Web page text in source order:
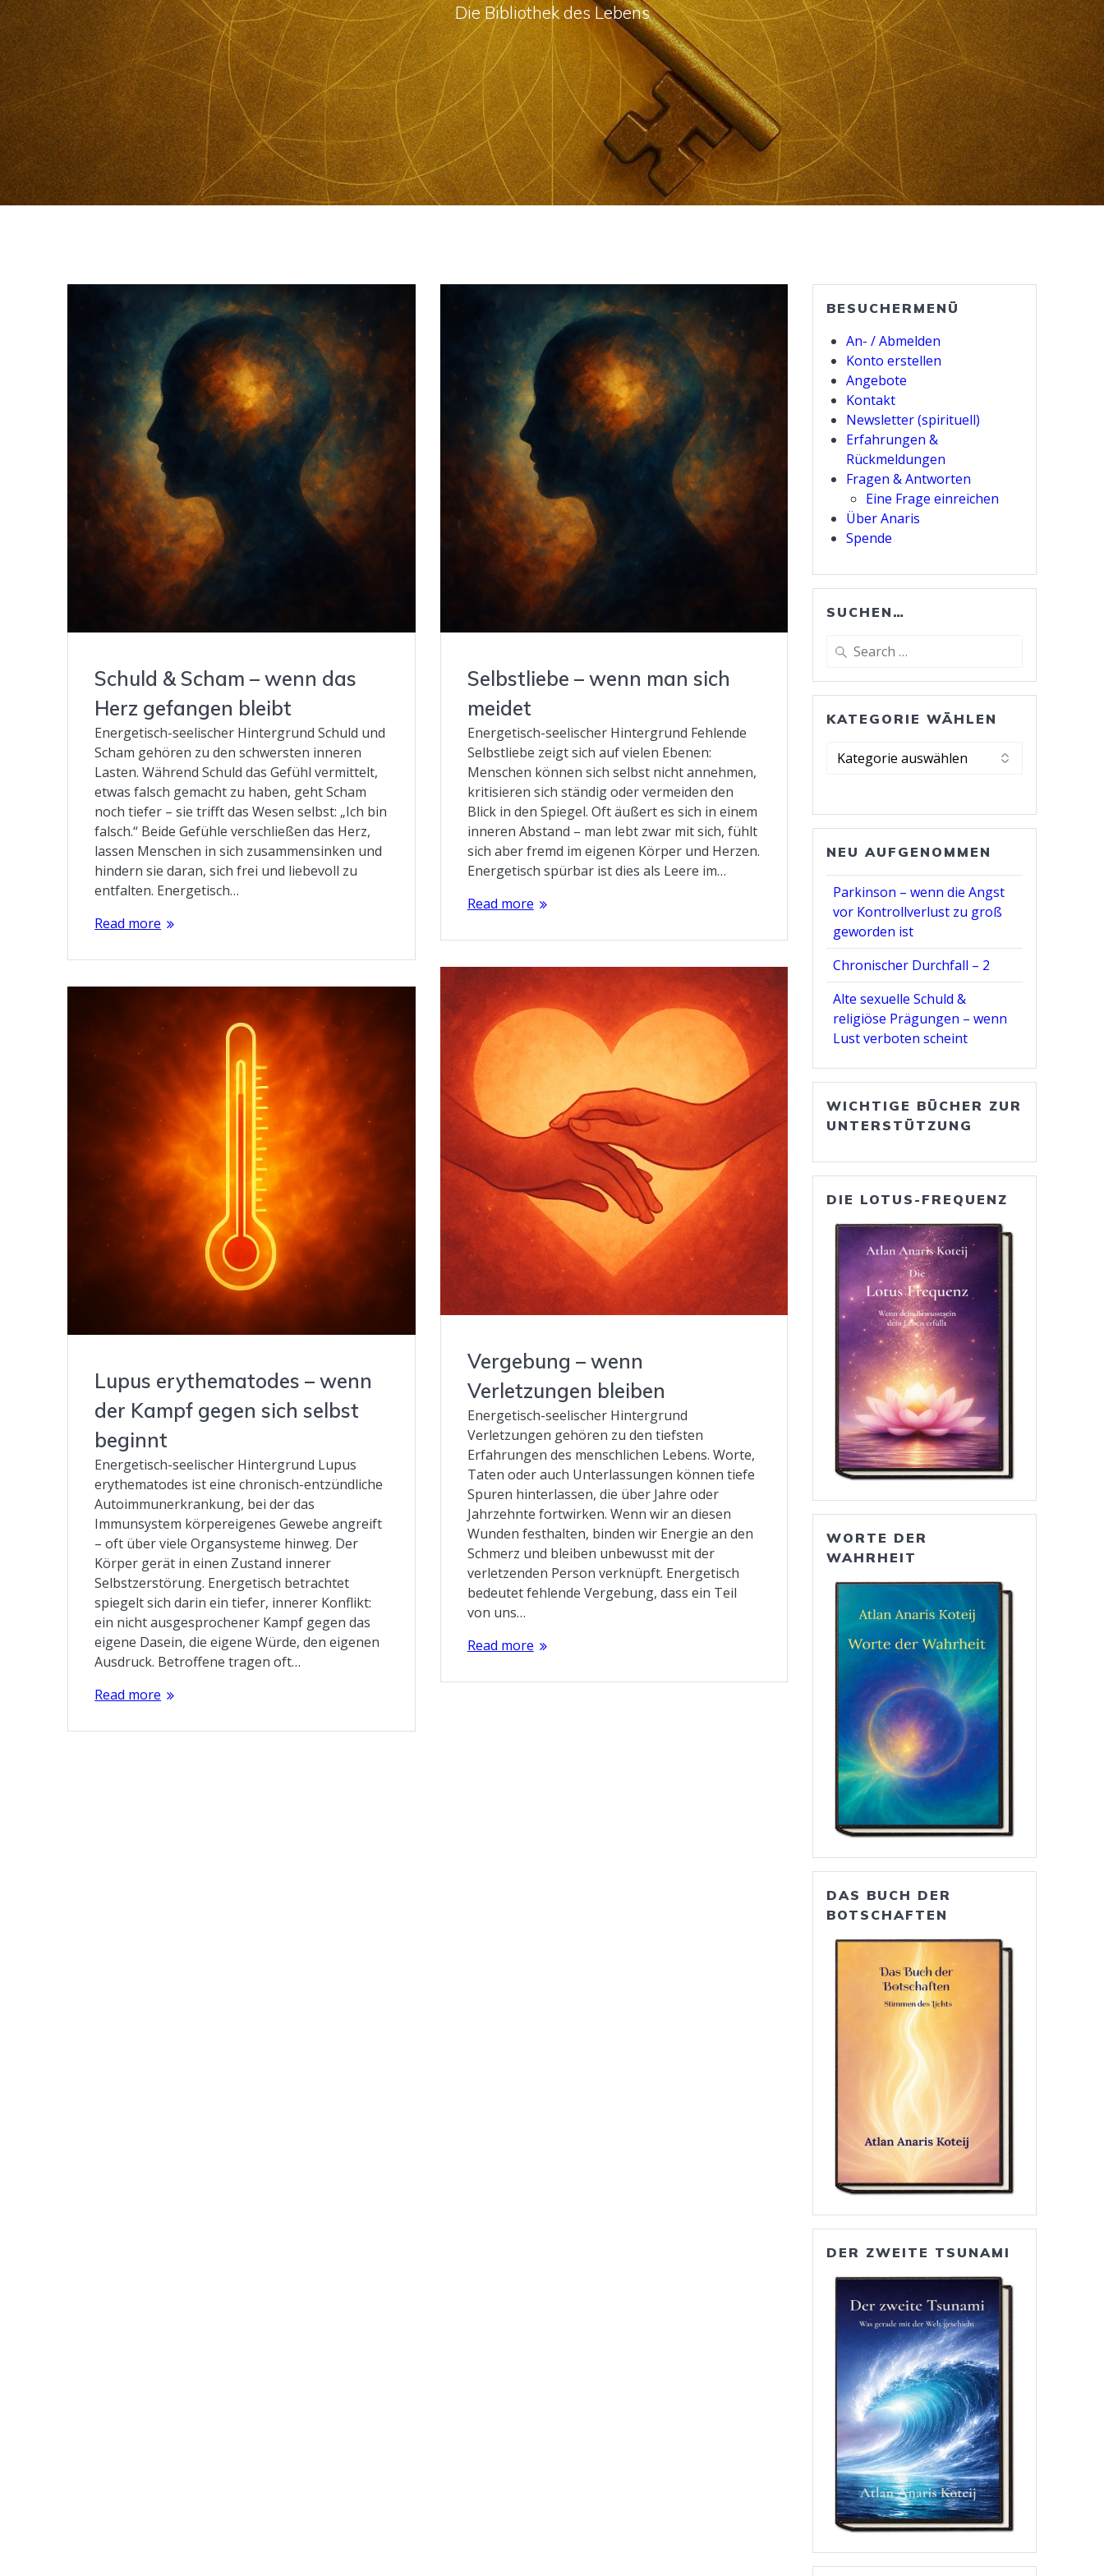
Die Bibliothek des Lebens
Schuld & Scham – wenn das
Herz gefangen bleibt
Energetisch-seelischer Hintergrund Schuld und
Scham gehören zu den schwersten inneren
Lasten. Während Schuld das Gefühl vermittelt,
etwas falsch gemacht zu haben, geht Scham
noch tiefer – sie trifft das Wesen selbst: „Ich bin
falsch.“ Beide Gefühle verschließen das Herz,
lassen Menschen in sich zusammensinken und
hindern sie daran, sich frei und liebevoll zu
entfalten. Energetisch…
Read more
Selbstliebe – wenn man sich
meidet
Energetisch-seelischer Hintergrund Fehlende
Selbstliebe zeigt sich auf vielen Ebenen:
Menschen können sich selbst nicht annehmen,
kritisieren sich ständig oder vermeiden den
Blick in den Spiegel. Oft äußert es sich in einem
inneren Abstand – man lebt zwar mit sich, fühlt
sich aber fremd im eigenen Körper und Herzen.
Energetisch spürbar ist dies als Leere im…
Read more
Vergebung – wenn
Verletzungen bleiben
Energetisch-seelischer Hintergrund
Verletzungen gehören zu den tiefsten
Erfahrungen des menschlichen Lebens. Worte,
Taten oder auch Unterlassungen können tiefe
Spuren hinterlassen, die über Jahre oder
Jahrzehnte fortwirken. Wenn wir an diesen
Wunden festhalten, binden wir Energie an den
Schmerz und bleiben unbewusst mit der
verletzenden Person verknüpft. Energetisch
bedeutet fehlende Vergebung, dass ein Teil
von uns…
Read more
Lupus erythematodes – wenn
der Kampf gegen sich selbst
beginnt
Energetisch-seelischer Hintergrund Lupus
erythematodes ist eine chronisch-entzündliche
Autoimmunerkrankung, bei der das
Immunsystem körpereigenes Gewebe angreift
– oft über viele Organsysteme hinweg. Der
Körper gerät in einen Zustand innerer
Selbstzerstörung. Energetisch betrachtet
spiegelt sich darin ein tiefer, innerer Konflikt:
ein nicht ausgesprochener Kampf gegen das
eigene Dasein, die eigene Würde, den eigenen
Ausdruck. Betroffene tragen oft…
Read more
BESUCHERMENÜ
An- / Abmelden
Konto erstellen
Angebote
Kontakt
Newsletter (spirituell)
Erfahrungen &
Rückmeldungen
Fragen & Antworten
Eine Frage einreichen
Über Anaris
Spende
SUCHEN…
Search
KATEGORIE WÄHLEN
Kategorie
NEU AUFGENOMMEN
Parkinson – wenn die Angst
vor Kontrollverlust zu groß
geworden ist
Chronischer Durchfall – 2
Alte sexuelle Schuld &
religiöse Prägungen – wenn
Lust verboten scheint
WICHTIGE BÜCHER ZUR
UNTERSTÜTZUNG
DIE LOTUS-FREQUENZ
WORTE DER
WAHRHEIT
DAS BUCH DER
BOTSCHAFTEN
DER ZWEITE TSUNAMI